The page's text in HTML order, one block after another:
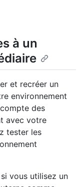
à un
et recréer un
environnement
des
avec votre
tester les
vous utilisez un